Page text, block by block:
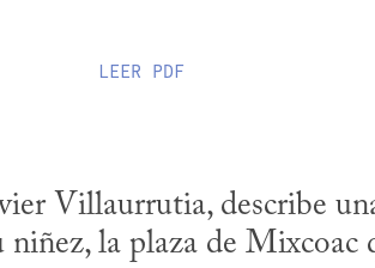
LEER PDF
Villaurrutia, describe
niñez, la plaza de Mixcoac